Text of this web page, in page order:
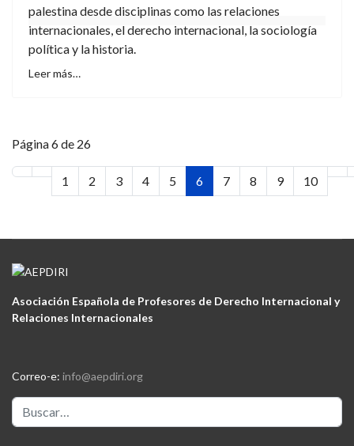
palestina desde disciplinas como las relaciones
internacionales, el derecho internacional, la sociología
política y la historia.
Leer más…
Página 6 de 26
1 2 3 4 5 6 7 8 9 10
Asociación Española de Profesores de Derecho Internacional y
Relaciones Internacionales
Correo-e: info@aepdiri.org
Buscar